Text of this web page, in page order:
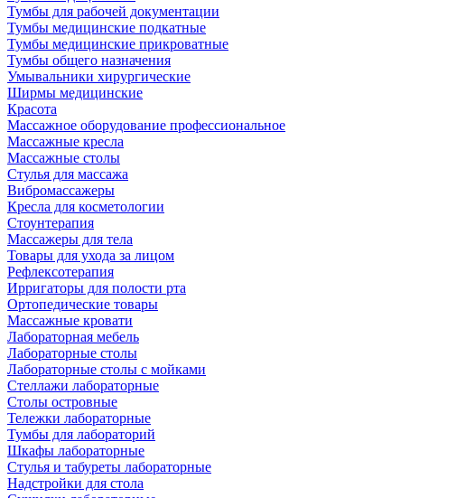
Тумбы для рабочей документации
Тумбы медицинские подкатные
Тумбы медицинские прикроватные
Тумбы общего назначения
Умывальники хирургические
Ширмы медицинские
Красота
Массажное оборудование профессиональное
Массажные кресла
Массажные столы
Стулья для массажа
Вибромассажеры
Кресла для косметологии
Стоунтерапия
Массажеры для тела
Товары для ухода за лицом
Рефлексотерапия
Ирригаторы для полости рта
Ортопедические товары
Массажные кровати
Лабораторная мебель
Лабораторные столы
Лабораторные столы с мойками
Стеллажи лабораторные
Столы островные
Тележки лабораторные
Тумбы для лабораторий
Шкафы лабораторные
Стулья и табуреты лабораторные
Надстройки для стола